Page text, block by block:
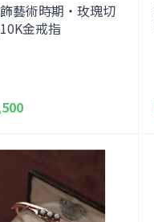
藝術時期・玫瑰切
金戒指